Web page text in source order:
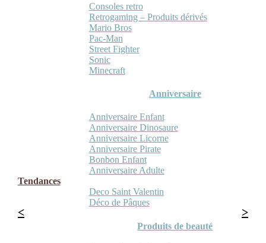
Consoles retro
Retrogaming – Produits dérivés
Mario Bros
Pac-Man
Street Fighter
Sonic
Minecraft
Anniversaire
Anniversaire Enfant
Anniversaire Dinosaure
Anniversaire Licorne
Anniversaire Pirate
Bonbon Enfant
Anniversaire Adulte
Tendances
Deco Saint Valentin
Déco de Pâques
Produits de beauté